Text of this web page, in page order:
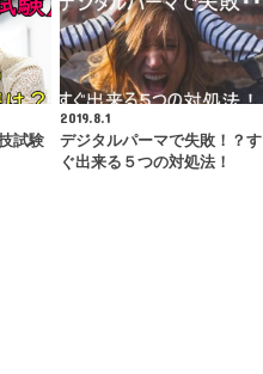
試験
2019.8.1
デジタルパーマで失敗！？す
ぐ出来る５つの対処法！